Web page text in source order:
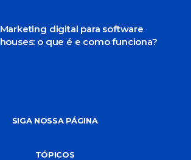
Marketing digital para software
houses: o que é e como funciona?
SIGA NOSSA PÁGINA
TÓPICOS